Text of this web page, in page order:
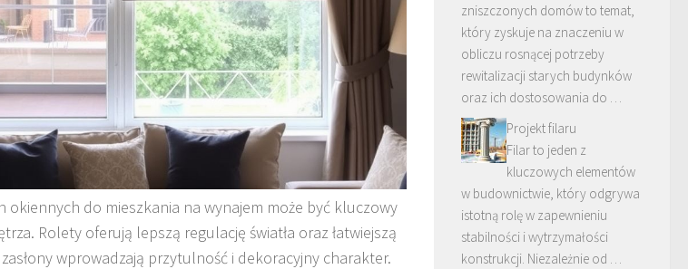
okiennych do mieszkania na wynajem może być kluczowy
Rolety oferują lepszą regulację światła oraz łatwiejszą
wprowadzają przytulność i dekoracyjny charakter.
zniszczonych domów to temat,
który zyskuje na znaczeniu w
obliczu rosnącej potrzeby
rewitalizacji starych budynków
oraz ich dostosowania do …
Projekt filaru
Filar to jeden z
kluczowych elementów
w budownictwie, który odgrywa
istotną rolę w zapewnieniu
stabilności i wytrzymałości
konstrukcji. Niezależnie od …